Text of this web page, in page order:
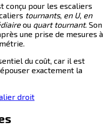
conçu pour les escaliers
tournants, en U, en
ou quart tournant. Son
une prise de mesures à
du coût, car il est
exactement la
droit